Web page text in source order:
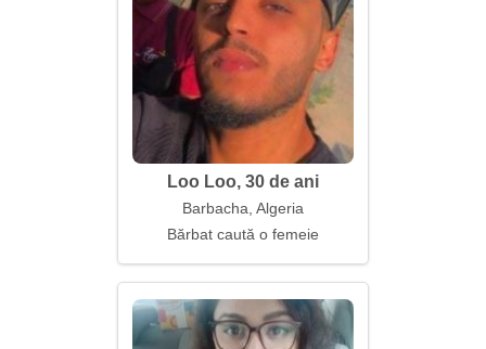
Loo Loo, 30 de ani
Barbacha, Algeria
Bărbat caută o femeie